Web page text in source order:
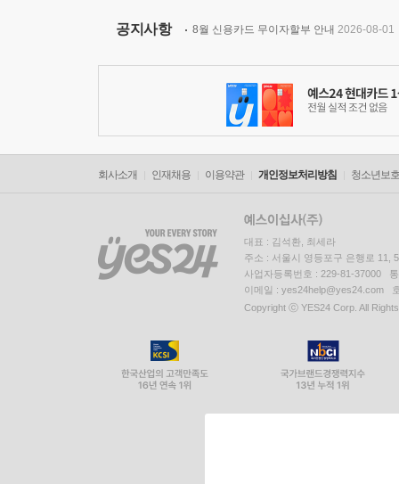
공지사항 8월 신용카드 무이자할부 안내 2026-08-01
회사소개 인재채용 이용약관 개인정보처리방침 청소년보
대표 : 김석환, 최세라
주소 : 서울시 영등포구 은행로 11,
사업자등록번호 : 229-81-37000
이메일 : yes24help@yes24.com
Copyright ⓒ YES24 Corp. All